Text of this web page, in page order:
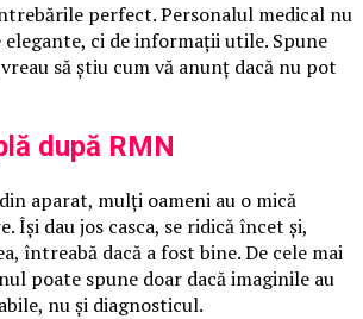
perfect. Personalul medical nu
elegante, ci de informații utile. Spune
să știu cum vă anunț dacă nu pot
după RMN
aparat, mulți oameni au o mică
Își dau jos casca, se ridică încet și,
întreabă dacă a fost bine. De cele mai
poate spune doar dacă imaginile au
nu și diagnosticul.